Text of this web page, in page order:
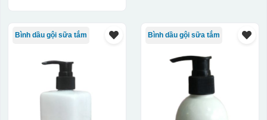
Bình dầu gội sữa tắm Bình dầu gội sữa tắm